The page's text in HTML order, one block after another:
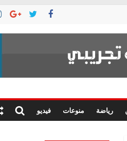
رياضة منوعات فيديو